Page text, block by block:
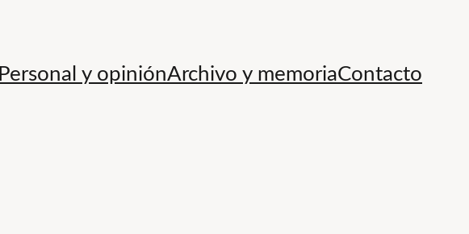
Personal y opiniónArchivo y memoriaContacto